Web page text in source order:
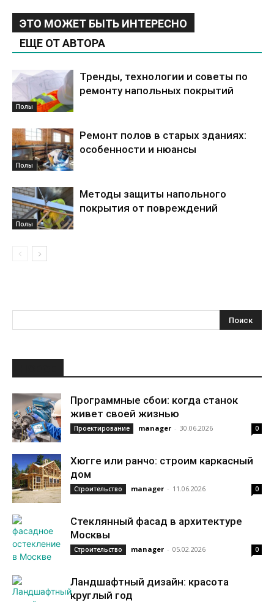
ЭТО МОЖЕТ БЫТЬ ИНТЕРЕСНО
ЕЩЕ ОТ АВТОРА
Полы
Тренды, технологии и советы по
ремонту напольных покрытий
Полы
Ремонт полов в старых зданиях:
особенности и нюансы
Полы
Методы защиты напольного
покрытия от повреждений
Программные сбои: когда станок
живет своей жизнью
Проектирование manager - 30.06.2026 0
Хюгге или ранчо: строим каркасный
дом
Строительство manager - 11.06.2026 0
Стеклянный фасад в архитектуре
Москвы
Строительство manager - 05.02.2026 0
Ландшафтный дизайн: красота
круглый год